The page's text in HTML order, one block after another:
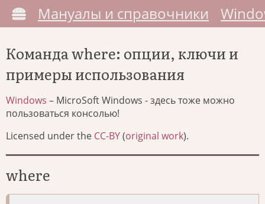
Мануалы и справочники
Команда where: опции, ключи и
примеры использования
Windows – MicroSoft Windows - здесь тоже можно
пользоваться консолью!
Licensed under the CC-BY(original work).
where